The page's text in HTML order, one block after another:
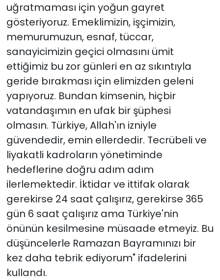
uğratmaması için yoğun gayret
gösteriyoruz. Emeklimizin, işçimizin,
memurumuzun, esnaf, tüccar,
sanayicimizin geçici olmasını ümit
ettiğimiz bu zor günleri en az sıkıntıyla
geride bırakması için elimizden geleni
yapıyoruz. Bundan kimsenin, hiçbir
vatandaşımın en ufak bir şüphesi
olmasın. Türkiye, Allah'ın izniyle
güvendedir, emin ellerdedir. Tecrübeli ve
liyakatli kadroların yönetiminde
hedeflerine doğru adım adım
ilerlemektedir. İktidar ve ittifak olarak
gerekirse 24 saat çalışırız, gerekirse 365
gün 6 saat çalışırız ama Türkiye'nin
önünün kesilmesine müsaade etmeyiz. Bu
düşüncelerle Ramazan Bayramınızı bir
kez daha tebrik ediyorum" ifadelerini
kullandı.